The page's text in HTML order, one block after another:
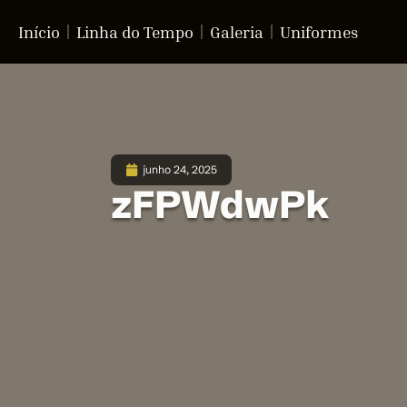
Início Linha do Tempo Galeria Uniformes
junho 24, 2025
zFPWdwPk